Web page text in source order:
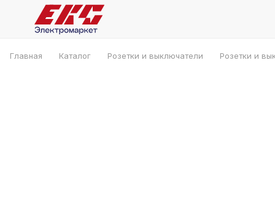
Главная Каталог Розетки и выключатели Розетки и